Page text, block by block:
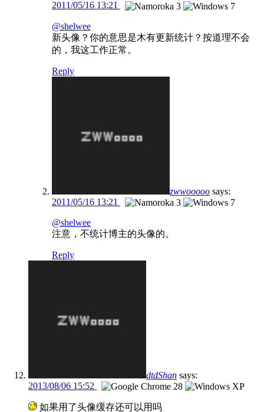
2011/05/16 13:21
@shelwee
新头像？你的意思是木有更新统计？按道理不会
的，我这工作正常。
Reply
zwwooooo says:
2011/05/16 13:21
@shelwee
注意，不统计博主的头像的。
Reply
dtdShan says:
2013/08/06 15:52
如果用了头像缓存还可以用吗